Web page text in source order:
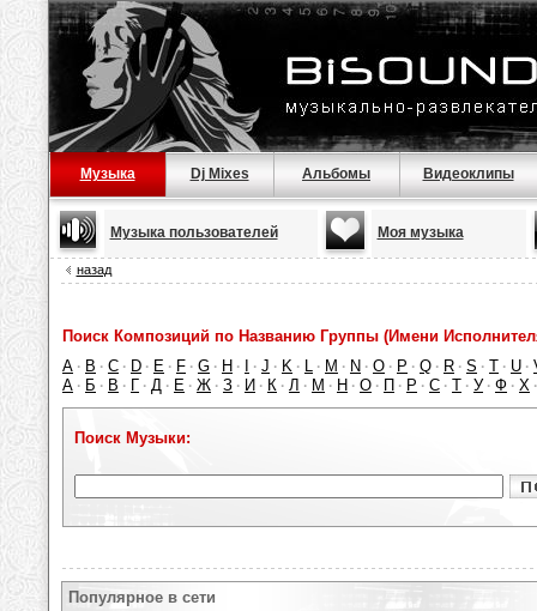
Музыка Dj Mixes Альбомы Видеоклипы
Музыка пользователей Моя музыка
назад
Поиск Композиций по Названию Группы (Имени
A · B · C · D · E · F · G · H · · J · K · L · M · N · O · P · Q · R · S · T · U ·
А · Б · В · Г · Д · Е · Ж · З · И · К · Л · М · Н · О · П · Р · С · Т · У · Ф · Х
Поиск Музыки:
Популярное в сети